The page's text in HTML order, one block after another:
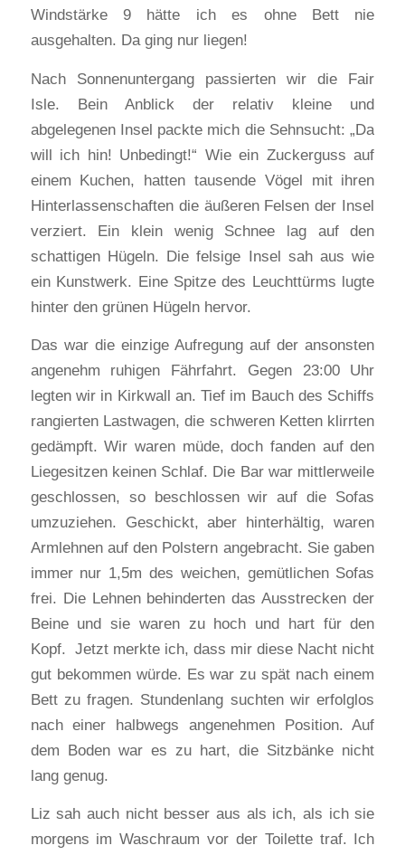
Windstärke 9 hätte ich es ohne Bett nie
ausgehalten. Da ging nur liegen!
Nach Sonnenuntergang passierten wir die Fair
Isle. Bein Anblick der relativ kleine und
abgelegenen Insel packte mich die Sehnsucht: „Da
will ich hin! Unbedingt!“ Wie ein Zuckerguss auf
einem Kuchen, hatten tausende Vögel mit ihren
Hinterlassenschaften die äußeren Felsen der Insel
verziert. Ein klein wenig Schnee lag auf den
schattigen Hügeln. Die felsige Insel sah aus wie
ein Kunstwerk. Eine Spitze des Leuchttürms lugte
hinter den grünen Hügeln hervor.
Das war die einzige Aufregung auf der ansonsten
angenehm ruhigen Fährfahrt. Gegen 23:00 Uhr
legten wir in Kirkwall an. Tief im Bauch des Schiffs
rangierten Lastwagen, die schweren Ketten klirrten
gedämpft. Wir waren müde, doch fanden auf den
Liegesitzen keinen Schlaf. Die Bar war mittlerweile
geschlossen, so beschlossen wir auf die Sofas
umzuziehen. Geschickt, aber hinterhältig, waren
Armlehnen auf den Polstern angebracht. Sie gaben
immer nur 1,5m des weichen, gemütlichen Sofas
frei. Die Lehnen behinderten das Ausstrecken der
Beine und sie waren zu hoch und hart für den
Kopf. Jetzt merkte ich, dass mir diese Nacht nicht
gut bekommen würde. Es war zu spät nach einem
Bett zu fragen. Stundenlang suchten wir erfolglos
nach einer halbwegs angenehmen Position. Auf
dem Boden war es zu hart, die Sitzbänke nicht
lang genug.
Liz sah auch nicht besser aus als ich, als ich sie
morgens im Waschraum vor der Toilette traf. Ich